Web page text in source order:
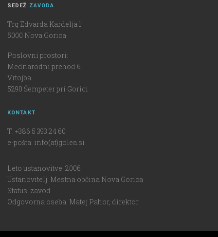
SEDEŽ ZAVODA
Trg Edvarda Kardelja 1
5000 Nova Gorica
Poslovni prostori:
Mednarodni prehod 6
Vrtojba
5290 Šempeter pri Gorici
KONTAKT
T: +386 5 393 24 60
e-pošta: info(at)golea.si
Leto ustanovitve: 2006
Ustanovitelj: Mestna občina Nova Gorica
Status: zavod
Odgovorna oseba: Matej Pahor, direktor